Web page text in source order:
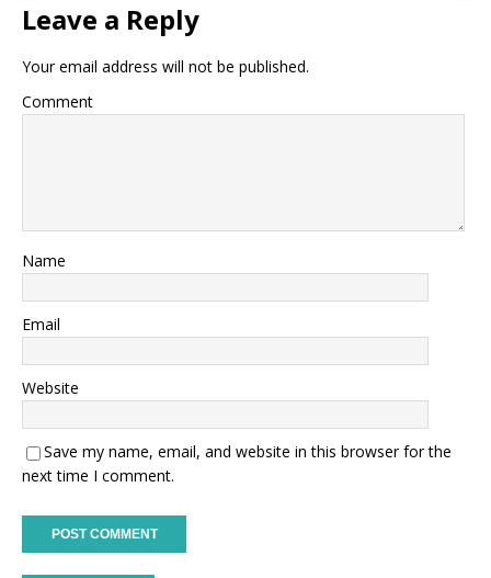
Leave a Reply
Your email address will not be published.
Comment
Name
Email
Website
Save my name, email, and website in this browser for the
next time I comment.